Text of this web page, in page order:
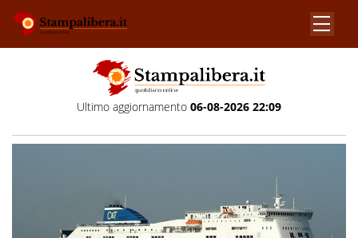
Ultimo aggiornamento 06-08-2026 22:09